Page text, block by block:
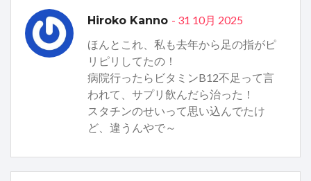
Hiroko Kanno - 31 10月 2025
ほんとこれ、私も去年から足の指がピ
リピリしてたの！
病院行ったらビタミンB12不足って言
われて、サプリ飲んだら治った！
スタチンのせいって思い込んでたけ
ど、違うんやで～